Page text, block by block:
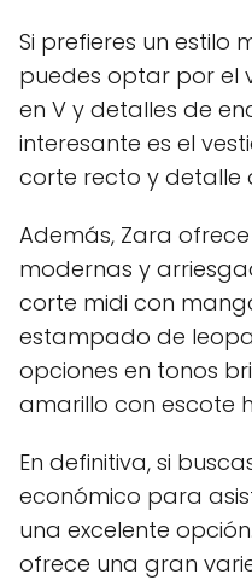
Si prefieres un estilo
puedes optar por el
en V y detalles de
interesante es el
corte recto y detalle
Además, Zara
modernas y
corte midi con
estampado de
opciones en tonos
amarillo con escote
En definitiva, si
económico para
una excelente
ofrece una gran